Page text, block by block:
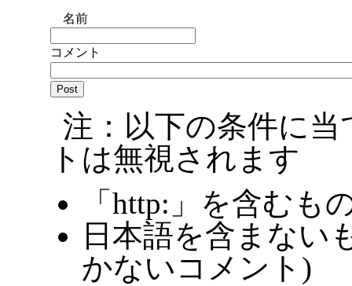
名前
コメント
注：以下の条件に
トは無視されます
「http:」を含むも
日本語を含まない
かないコメント)